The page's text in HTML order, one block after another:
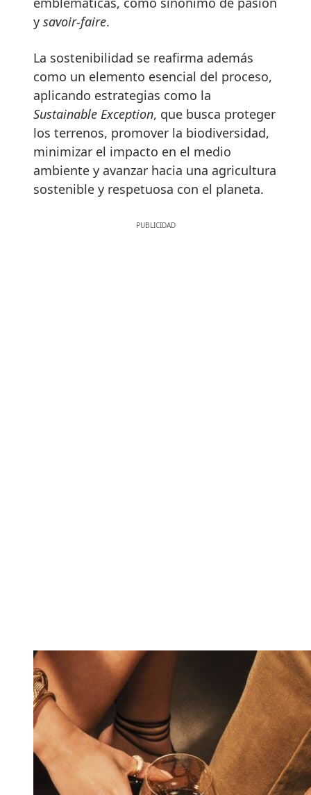
y savoir-faire.
La sostenibilidad se reafirma además
como un elemento esencial del proceso,
aplicando estrategias como la
Sustainable Exception, que busca proteger
los terrenos, promover la biodiversidad,
minimizar el impacto en el medio
ambiente y avanzar hacia una agricultura
sostenible y respetuosa con el planeta.